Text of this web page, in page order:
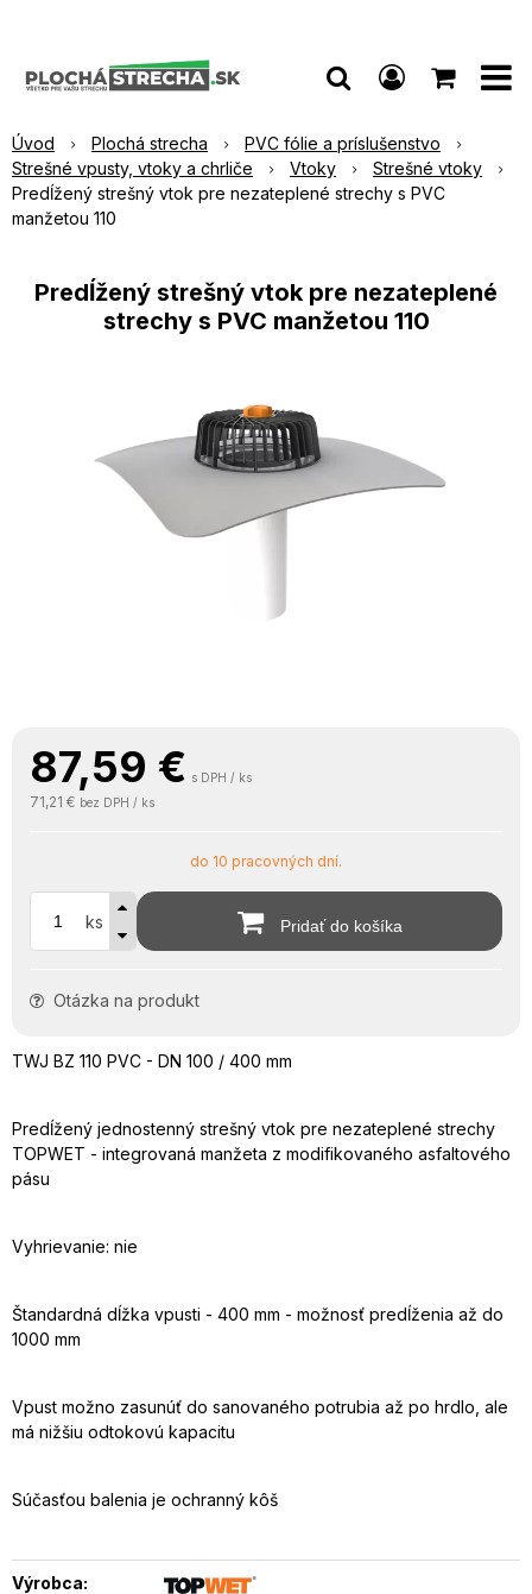
Úvod Plochá strecha
PVC fólie a príslušenstvo
Strešné vpusty, vtoky a chrliče
Vtoky
Strešné vtoky
Predĺžený strešný vtok pre nezateplené strechy s PVC
manžetou 110
Predĺžený strešný vtok pre nezateplené
strechy s PVC manžetou 110
87,59 € s DPH / ks
71,21 € bez DPH / ks
do 10 pracovných dní.
ks Pridať do košíka
Otázka na produkt
TWJ BZ 110 PVC - DN 100 / 400 mm
Predĺžený jednostenný strešný vtok pre nezateplené strechy
TOPWET - integrovaná manžeta z modifikovaného asfaltového
pásu
Vyhrievanie: nie
Štandardná dĺžka vpusti - 400 mm - možnosť predĺženia až do
1000 mm
Vpust možno zasunúť do sanovaného potrubia až po hrdlo, ale
má nižšiu odtokovú kapacitu
Súčasťou balenia je ochranný kôš
Výrobca: